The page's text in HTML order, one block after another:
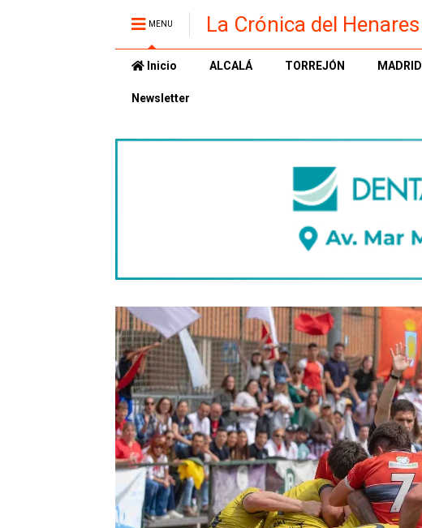
MENU La Crónica del Henares
Inicio ALCALÁ TORREJÓN MADRID
Newsletter